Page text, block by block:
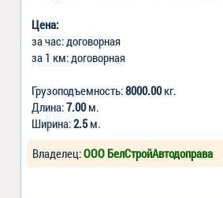
Цена:
за час: договорная
за 1 км: договорная
Грузоподъемность:8000.00кг.
Длина:7.00м.
Ширина:2.5м.
Владелец:ООО БелСтройАвтодоправа